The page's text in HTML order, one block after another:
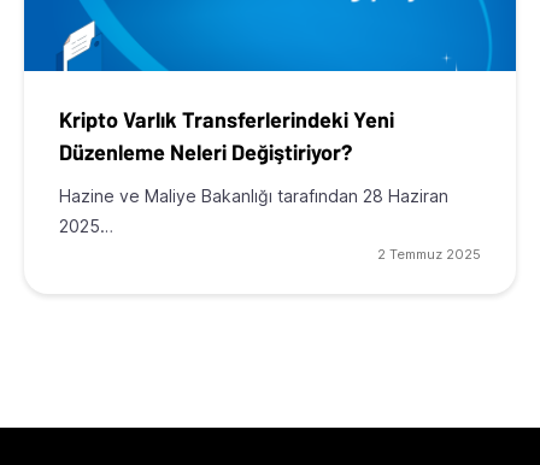
Kripto Varlık Transferlerindeki Yeni
Düzenleme Neleri Değiştiriyor?
Hazine ve Maliye Bakanlığı tarafından 28 Haziran
2025…
2 Temmuz 2025